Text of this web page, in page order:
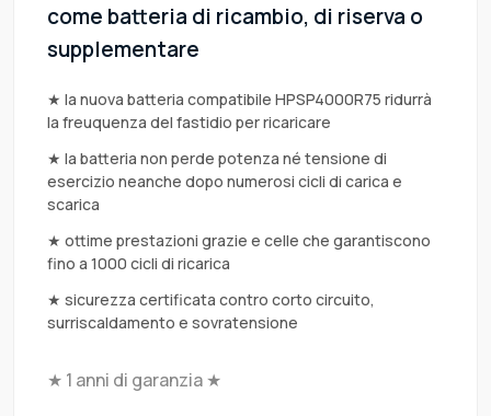
come batteria di ricambio, di riserva o
supplementare
★ la nuova batteria compatibile HPSP4000R75 ridurrà
la freuquenza del fastidio per ricaricare
★ la batteria non perde potenza né tensione di
esercizio neanche dopo numerosi cicli di carica e
scarica
★ ottime prestazioni grazie e celle che garantiscono
fino a 1000 cicli di ricarica
★ sicurezza certificata contro corto circuito,
surriscaldamento e sovratensione
★ 1 anni di garanzia ★